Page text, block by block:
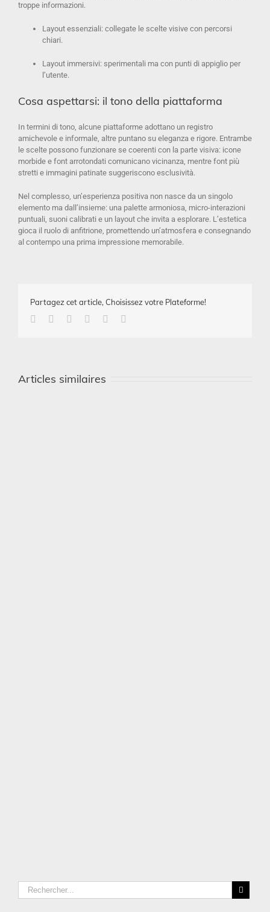
troppe informazioni.
Layout essenziali: collegate le scelte visive con percorsi
chiari.
Layout immersivi: sperimentali ma con punti di appiglio per
l’utente.
Cosa aspettarsi: il tono della piattaforma
In termini di tono, alcune piattaforme adottano un registro
amichevole e informale, altre puntano su eleganza e rigore. Entrambe
le scelte possono funzionare se coerenti con la parte visiva: icone
morbide e font arrotondati comunicano vicinanza, mentre font più
stretti e immagini patinate suggeriscono esclusività.
Nel complesso, un’esperienza positiva non nasce da un singolo
elemento ma dall’insieme: una palette armoniosa, micro-interazioni
puntuali, suoni calibrati e un layout che invita a esplorare. L’estetica
gioca il ruolo di anfitrione, promettendo un’atmosfera e consegnando
al contempo una prima impressione memorabile.
Partagez cet article, Choisissez votre Plateforme!
Facebook
TwitterLinkedinGoogle+Pinterest
Articles similaires